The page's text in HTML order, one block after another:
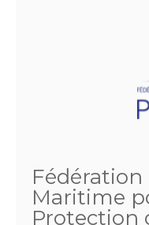
Fédération
Maritime
Protection